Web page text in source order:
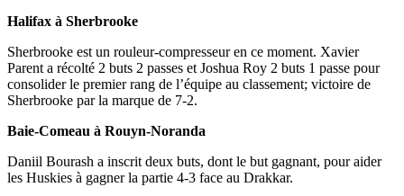
Halifax à Sherbrooke
Sherbrooke est un rouleur-compresseur en ce moment. Xavier
Parent a récolté 2 buts 2 passes et Joshua Roy 2 buts 1 passe pour
consolider le premier rang de l’équipe au classement; victoire de
Sherbrooke par la marque de 7-2.
Baie-Comeau à Rouyn-Noranda
Daniil Bourash a inscrit deux buts, dont le but gagnant, pour aider
les Huskies à gagner la partie 4-3 face au Drakkar.